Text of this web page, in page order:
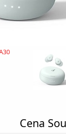
Cena